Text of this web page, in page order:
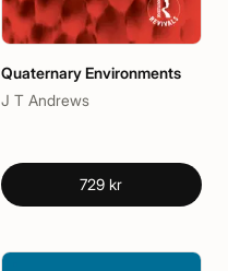
Quaternary Environments
J T Andrews
729 kr